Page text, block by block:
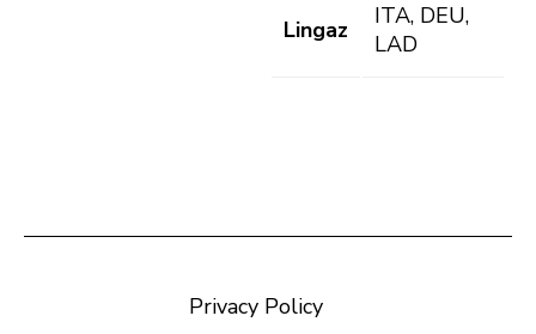
Lingaz
ITA, DEU,
LAD
Privacy Policy